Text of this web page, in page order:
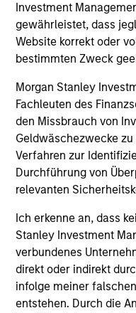
Investment
gewährleistet, dass
Website korrekt oder
bestimmten Zweck
Morgan Stanley
Fachleuten des
den Missbrauch von
Geldwäschezwecke
Verfahren zur
Durchführung von
relevanten
Ich erkenne an, dass
Stanley Investment
verbundenes
direkt oder indirekt
infolge meiner
entstehen. Durch die
CULTURE
Counterpoint Global
encourages innovation,
4
EXPERIENCED
The team has been
have a long-term
perspective and insight.